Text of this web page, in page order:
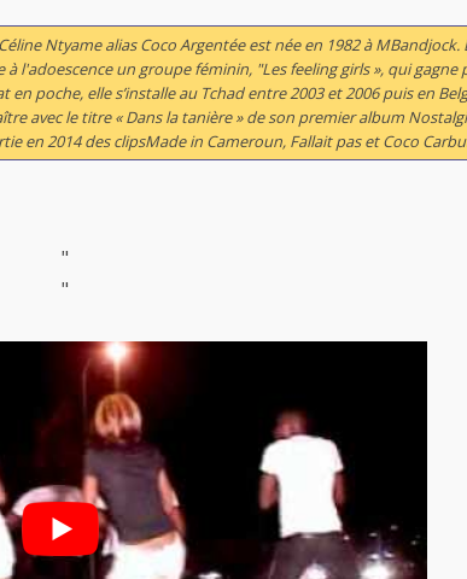
Ntyame alias Coco Argentée est née en 1982 à MBandjock.
l'adoescence un groupe féminin, "Les feeling girls », qui gagne
poche, elle s’installe au Tchad entre 2003 et 2006 puis en
avec le titre « Dans la tanière » de son premier album
en 2014 des clipsMade in Cameroun, Fallait pasetCoco
"
"